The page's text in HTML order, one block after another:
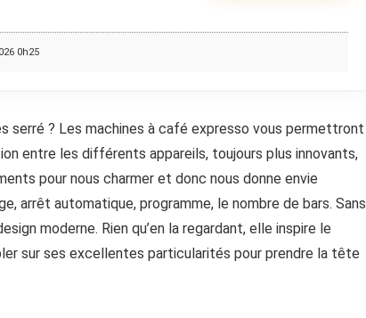
0h25
serré ? Les machines à café expresso vous permettront
entre les différents appareils, toujours plus innovants,
pour nous charmer et donc nous donne envie
arrêt automatique, programme, le nombre de bars. Sans
moderne. Rien qu’en la regardant, elle inspire le
sur ses excellentes particularités pour prendre la tête